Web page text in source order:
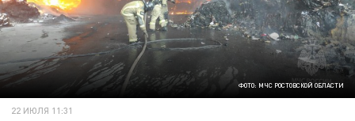
ФОТО: МЧС РОСТОВСКОЙ ОБЛАСТИ
22 ИЮЛЯ 11:31